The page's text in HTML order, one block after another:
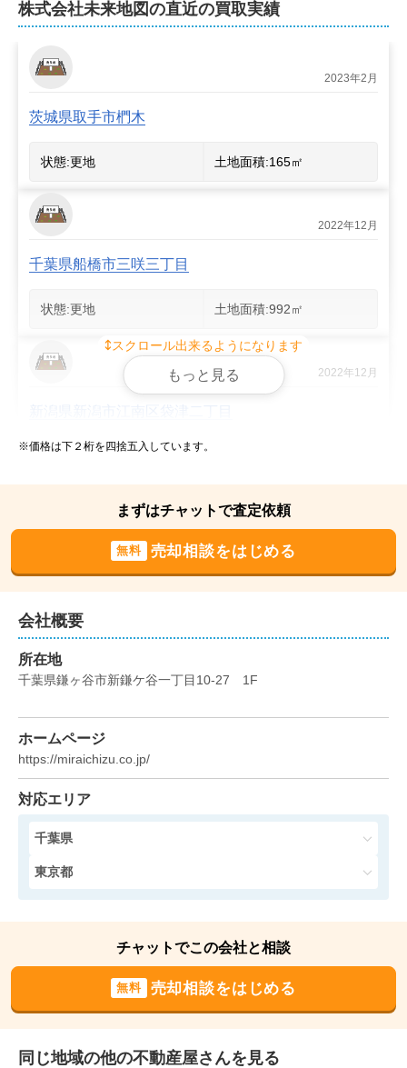
お申し付けください。ご来店がむずかしい場合は、オン
ことなら何でもお気軽にお問い合わせください。
株式会社未来地図の直近の買取実績
2023年2月
茨城県取手市椚木
状態:更地 土地面積:165㎡
2022年12月
千葉県船橋市三咲三丁目
状態:更地 土地面積:992㎡
2022年12月
状態: 更地
茨城県つくばみらい市谷井田
更地
栃木県那須塩原市関谷
スクロール出来るようになります
もっと見る
※価格は下２桁を四捨五入しています。
まずはチャットで査定依頼
無料 売却相談をはじめる
会社概要
所在地
千葉県鎌ヶ谷市新鎌ケ谷一丁目10-27　1F
ホームページ
https://miraichizu.co.jp/
対応エリア
千葉県
東京都
チャットでこの会社と相談
無料 売却相談をはじめる
同じ地域の他の不動産屋さんを見る